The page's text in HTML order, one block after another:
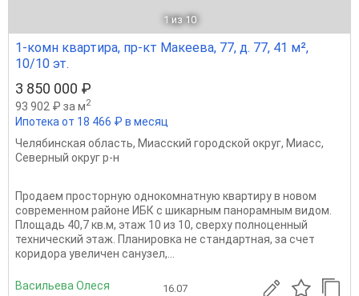
1 из 10
1-комн квартира, пр-кт Макеева, 77, д. 77, 41 м²,
10/10 эт.
3 850 000 ₽
93 902 ₽ за м2
Ипотека от 18 466 ₽ в месяц
Челябинская область, Миасский городской округ, Миасс,
Северный округ р-н
Продаем просторную однокомнатную квартиру в новом
современном районе ИБК с шикарным панорамным видом.
Площадь 40,7 кв.м, этаж 10 из 10, сверху полноценный
технический этаж. Планировка не стандартная, за счет
коридора увеличен санузел,...
Васильева Олеся 16.07